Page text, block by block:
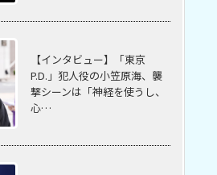
【インタビュー】「東京
P.D.」犯人役の小笠原海、襲
撃シーンは「神経を使うし、
心…